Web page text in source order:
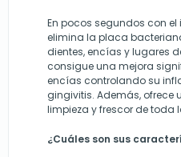
En pocos segundos con
elimina la placa
dientes, encías y lugares
consigue una mejora
encías controlando su
gingivitis. Además, ofrece
limpieza y frescor de
¿Cuáles son sus